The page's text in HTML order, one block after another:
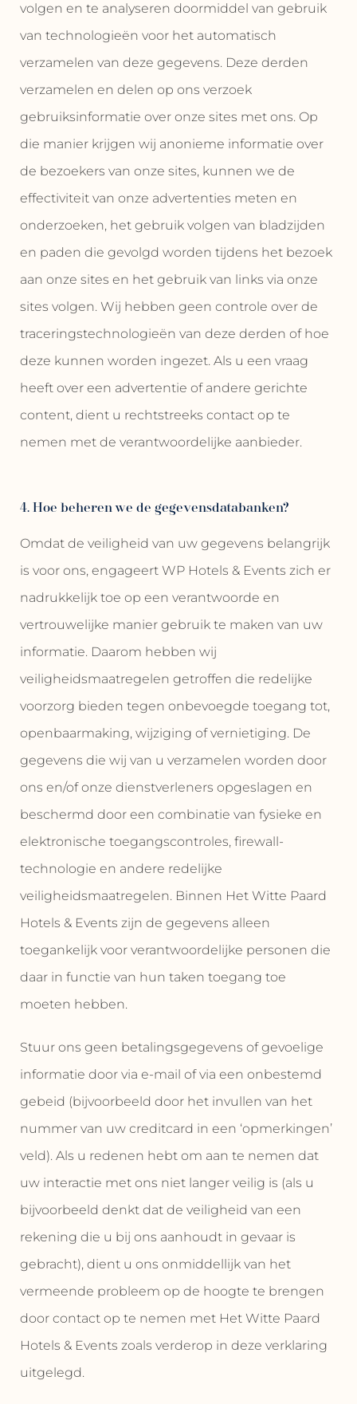
volgen en te analyseren doormiddel van gebruik
van technologieën voor het automatisch
verzamelen van deze gegevens. Deze derden
verzamelen en delen op ons verzoek
gebruiksinformatie over onze sites met ons. Op
die manier krijgen wij anonieme informatie over
de bezoekers van onze sites, kunnen we de
effectiviteit van onze advertenties meten en
onderzoeken, het gebruik volgen van bladzijden
en paden die gevolgd worden tijdens het bezoek
aan onze sites en het gebruik van links via onze
sites volgen. Wij hebben geen controle over de
traceringstechnologieën van deze derden of hoe
deze kunnen worden ingezet. Als u een vraag
heeft over een advertentie of andere gerichte
content, dient u rechtstreeks contact op te
nemen met de verantwoordelijke aanbieder.
4. Hoe beheren we de gegevensdatabanken?
Omdat de veiligheid van uw gegevens belangrijk
is voor ons, engageert WP Hotels & Events zich er
nadrukkelijk toe op een verantwoorde en
vertrouwelijke manier gebruik te maken van uw
informatie. Daarom hebben wij
veiligheidsmaatregelen getroffen die redelijke
voorzorg bieden tegen onbevoegde toegang tot,
openbaarmaking, wijziging of vernietiging. De
gegevens die wij van u verzamelen worden door
ons en/of onze dienstverleners opgeslagen en
beschermd door een combinatie van fysieke en
elektronische toegangscontroles, firewall-
technologie en andere redelijke
veiligheidsmaatregelen. Binnen Het Witte Paard
Hotels & Events zijn de gegevens alleen
toegankelijk voor verantwoordelijke personen die
daar in functie van hun taken toegang toe
moeten hebben.
Stuur ons geen betalingsgegevens of gevoelige
informatie door via e-mail of via een onbestemd
gebeid (bijvoorbeeld door het invullen van het
nummer van uw creditcard in een ‘opmerkingen’
veld). Als u redenen hebt om aan te nemen dat
uw interactie met ons niet langer veilig is (als u
bijvoorbeeld denkt dat de veiligheid van een
rekening die u bij ons aanhoudt in gevaar is
gebracht), dient u ons onmiddellijk van het
vermeende probleem op de hoogte te brengen
door contact op te nemen met Het Witte Paard
Hotels & Events zoals verderop in deze verklaring
uitgelegd.